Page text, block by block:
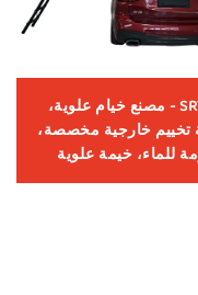
SRT14S - مصنع خيام علوية،
تخييم خارجية مخصصة،
للماء، خيمة علوية
إكسسوارات عالمية